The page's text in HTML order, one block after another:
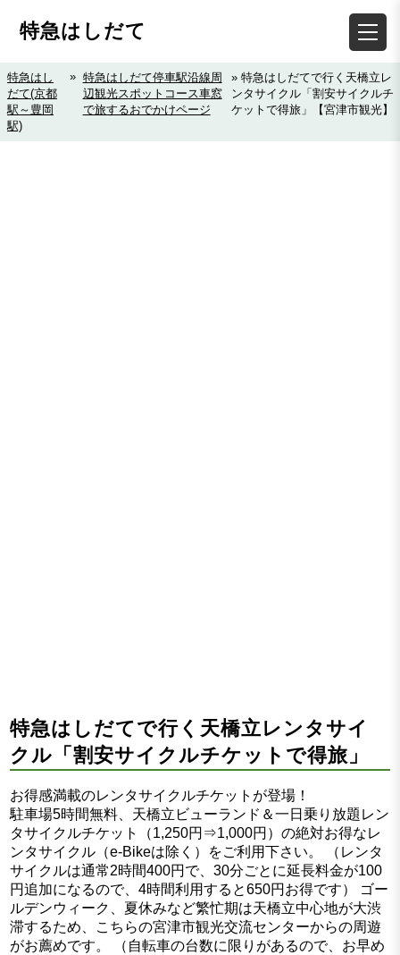
特急はしだて
特急はし
だて(京都
駅～豊岡
駅)
» 特急はしだて停車駅沿線周
辺観光スポットコース車窓
で旅するおでかけページ
» 特急はしだてで行く天橋立レ
ンタサイクル「割安サイクルチ
ケットで得旅」【宮津市観光】
特急はしだてで行く天橋立レンタサイ
クル「割安サイクルチケットで得旅」
お得感満載のレンタサイクルチケットが登場！
駐車場5時間無料、天橋立ビューランド＆一日乗り放題レン
タサイクルチケット（1,250円⇒1,000円）の絶対お得なレ
ンタサイクル（e-Bikeは除く）をご利用下さい。 （レンタ
サイクルは通常2時間400円で、30分ごとに延長料金が100
円追加になるので、4時間利用すると650円お得です） ゴー
ルデンウィーク、夏休みなど繁忙期は天橋立中心地が大渋
滞するため、こちらの宮津市観光交流センターからの周遊
がお薦めです。 （自転車の台数に限りがあるので、お早め